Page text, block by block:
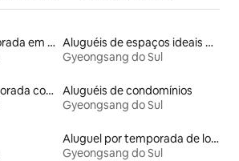
Aluguéis por temporada em acampamentos
Aluguéis de espaços ideais para famílias
Gyeongsang do Sul
Locações por temporada com piscina
Aluguéis de condomínios
Gyeongsang do Sul
Aluguel por temporada de lofts
Gyeongsang do Sul